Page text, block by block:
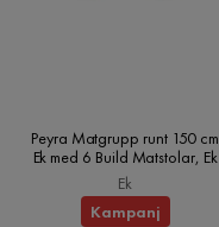
Peyra Matgrupp runt 150 cm
Ek med 6 Build Matstolar, Ek
Ek
Kampanj